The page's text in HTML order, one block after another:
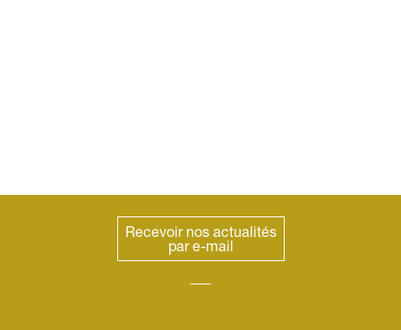
Recevoir nos actualités
par e-mail